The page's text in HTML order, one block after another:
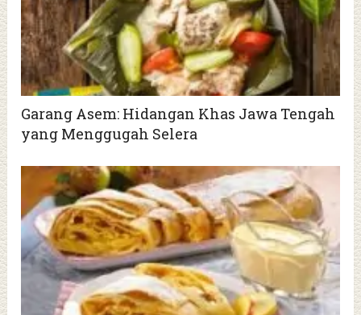
Garang Asem: Hidangan Khas Jawa Tengah
yang Menggugah Selera